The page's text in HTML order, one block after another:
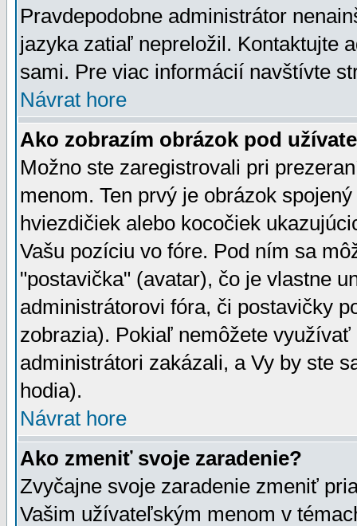
Pravdepodobne administrátor
jazyka zatiaľ nepreložil. Kontaktujte
sami. Pre viac informácií navštívte
Návrat hore
Ako zobrazím obrázok pod
Možno ste zaregistrovali pri
menom. Ten prvý je obrázok
hviezdičiek alebo kocočiek
Vašu pozíciu vo fóre. Pod ním sa
"postavička" (avatar), čo je vlastne
administrátorovi fóra, či postavičky
zobrazia). Pokiaľ nemôžete
administrátori zakázali, a Vy by ste
hodia).
Návrat hore
Ako zmeniť svoje zaradenie?
Zvyčajne svoje zaradenie zmeniť
Vašim užívateľským menom v